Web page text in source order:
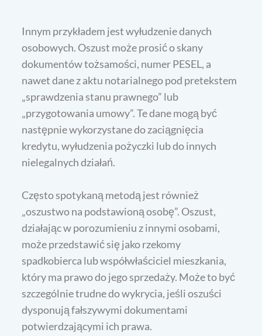
Innym przykładem jest wyłudzenie danych
osobowych. Oszust może prosić o skany
dokumentów tożsamości, numer PESEL, a
nawet dane z aktu notarialnego pod pretekstem
„sprawdzenia stanu prawnego” lub
„przygotowania umowy”. Te dane mogą być
następnie wykorzystane do zaciągnięcia
kredytu, wyłudzenia pożyczki lub do innych
nielegalnych działań.
Często spotykaną metodą jest również
„oszustwo na podstawioną osobę”. Oszust,
działając w porozumieniu z innymi osobami,
może przedstawić się jako rzekomy
spadkobierca lub współwłaściciel mieszkania,
który ma prawo do jego sprzedaży. Może to być
szczególnie trudne do wykrycia, jeśli oszuści
dysponują fałszywymi dokumentami
potwierdzającymi ich prawa.